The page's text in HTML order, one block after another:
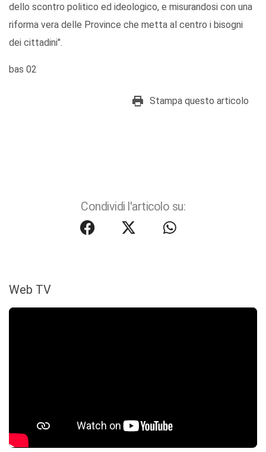
dello scontro politico ed ideologico, e misurandosi con una
riforma vera delle Province che metta al centro i bisogni
dei cittadini".
bas 02
Stampa questo articolo
Condividi l'articolo su:
Web TV